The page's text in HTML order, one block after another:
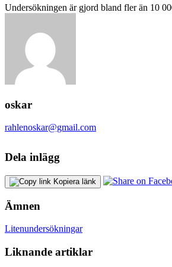
Undersökningen är gjord bland fler än 10
oskar
rahlenoskar@gmail.com
Dela inlägg
Kopiera länk
Ämnen
Litenundersökningar
Liknande artiklar